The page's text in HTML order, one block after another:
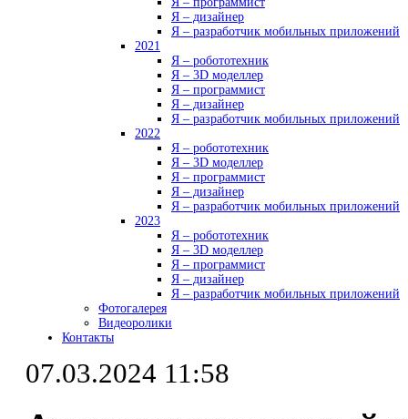
Я – дизайнер
Я – разработчик мобильных приложений
2021
Я – робототехник
Я – 3D моделлер
Я – программист
Я – дизайнер
Я – разработчик мобильных приложений
2022
Я – робототехник
Я – 3D моделлер
Я – программист
Я – дизайнер
Я – разработчик мобильных приложений
2023
Я – робототехник
Я – 3D моделлер
Я – программист
Я – дизайнер
Я – разработчик мобильных приложений
Фотогалерея
Видеоролики
Контакты
07.03.2024 11:58